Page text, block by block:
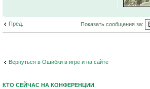
Пред. Показать сообщения за:
Вернуться в Ошибки в игре и на сайте
КТО СЕЙЧАС НА КОНФЕРЕНЦИИ